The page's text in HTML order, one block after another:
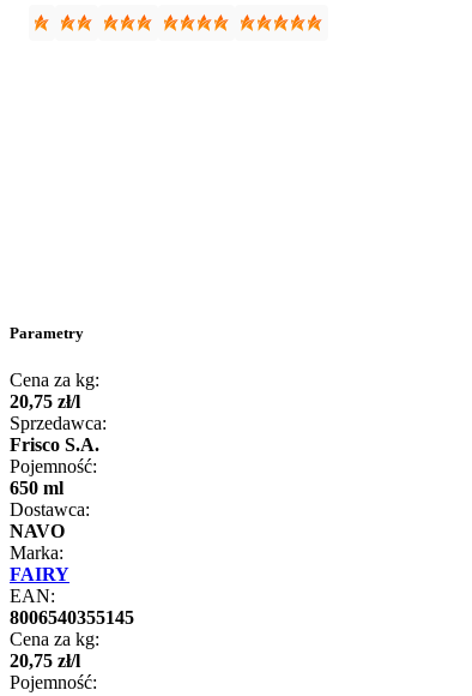
Parametry
Cena za kg:
20,75 zł/l
Sprzedawca:
Frisco S.A.
Pojemność:
650 ml
Dostawca:
NAVO
Marka:
FAIRY
EAN:
8006540355145
Cena za kg:
20,75 zł/l
Pojemność: